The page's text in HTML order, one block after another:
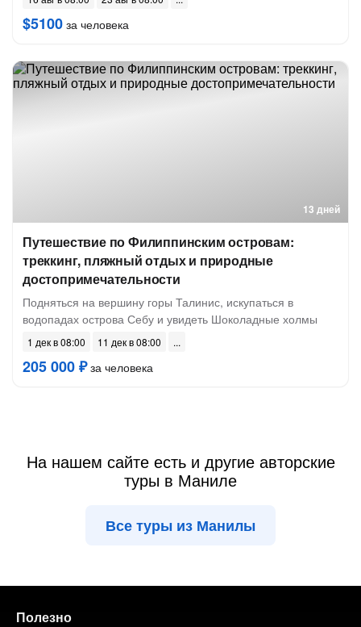
$5100 за человека
13 дней
Путешествие по Филиппинским островам:
треккинг, пляжный отдых и природные
достопримечательности
Подняться на вершину горы Талинис, искупаться в
водопадах острова Себу и увидеть Шоколадные холмы
1 дек в 08:00 11 дек в 08:00
205 000 ₽за человека
На нашем сайте есть и другие авторские
туры в Маниле
Все туры из Манилы
Полезно